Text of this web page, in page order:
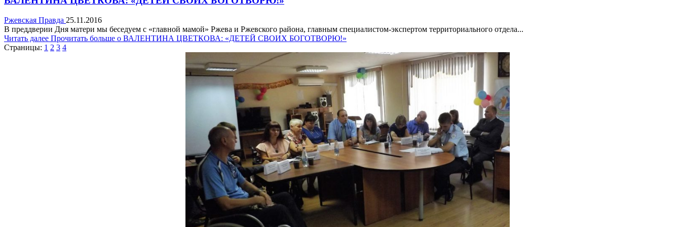
Ржевская Правда 25.11.2016
В преддверии Дня матери мы беседуем с «главной мамой» Ржева и Ржевского района, главным специалистом-экспертом территориального отдела...
Читать далее Прочитать больше о ВАЛЕНТИНА ЦВЕТКОВА: «ДЕТЕЙ СВОИХ БОГОТВОРЮ!»
Страницы: 1 2 3 4